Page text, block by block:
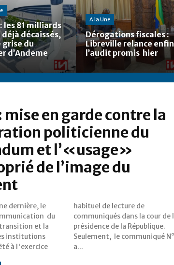
les 81 milliards
décaissés,
grise du
d’Andeme
A la Une
Dérogations fiscales :
Libreville relance enfin
l’audit promis hier
mise en garde contre la
politicienne du
et l’«usage»
de l’image du
dernière, le
du
et la
institutions
à l'exercice
de
la cour de la
République.
N°067
a...